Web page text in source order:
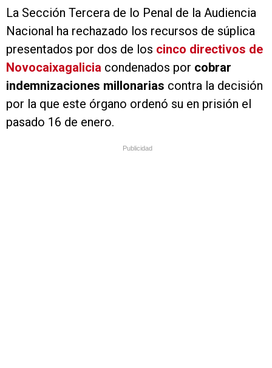
La Sección Tercera de lo Penal de la Audiencia
Nacional ha rechazado los recursos de súplica
presentados por dos de los cinco directivos de
Novocaixagalicia condenados por cobrar
indemnizaciones millonarias contra la decisión
por la que este órgano ordenó su en prisión el
pasado 16 de enero.
Publicidad